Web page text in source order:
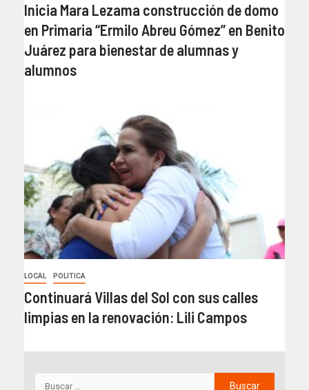
Inicia Mara Lezama construcción de domo
en Primaria “Ermilo Abreu Gómez” en Benito
Juárez para bienestar de alumnas y
alumnos
LOCAL POLITICA
Continuará Villas del Sol con sus calles
limpias en la renovación: Lili Campos